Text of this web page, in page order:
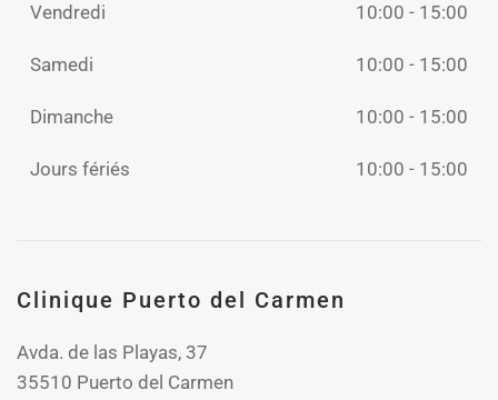
Vendredi 10:00 - 15:00
Samedi 10:00 - 15:00
Dimanche 10:00 - 15:00
Jours fériés 10:00 - 15:00
Clinique Puerto del Carmen
Avda. de las Playas, 37
35510 Puerto del Carmen